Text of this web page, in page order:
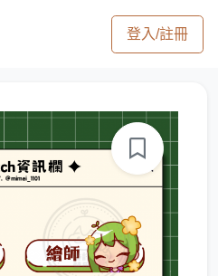
登入/註冊